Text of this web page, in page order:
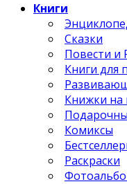
Книги
Сказки
Повести и
Книги для
Книжки на
Комиксы
Раскраски